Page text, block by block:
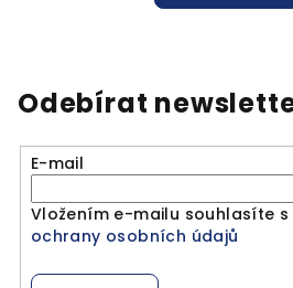
Odebírat
E-mail
Vložením e-mailu souhlasíte s
ochrany osobních údajů